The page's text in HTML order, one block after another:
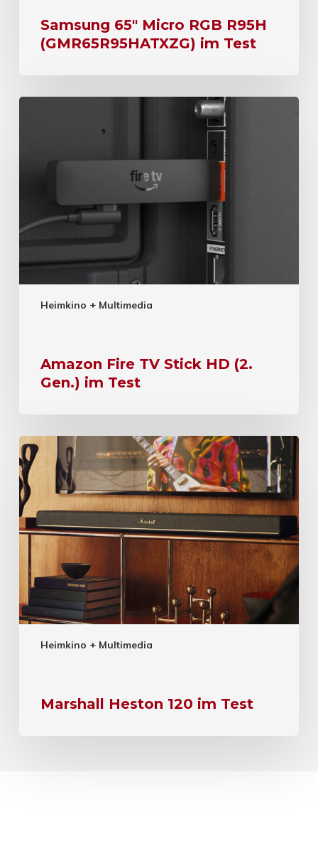
Samsung 65″ Micro RGB R95H
(GMR65R95HATXZG) im Test
Heimkino + Multimedia
Amazon Fire TV Stick HD (2.
Gen.) im Test
Heimkino + Multimedia
Marshall Heston 120 im Test